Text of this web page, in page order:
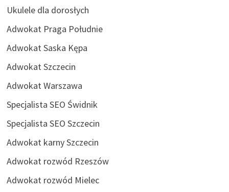
Ukulele dla dorosłych
Adwokat Praga Południe
Adwokat Saska Kępa
Adwokat Szczecin
Adwokat Warszawa
Specjalista SEO Świdnik
Specjalista SEO Szczecin
Adwokat karny Szczecin
Adwokat rozwód Rzeszów
Adwokat rozwód Mielec